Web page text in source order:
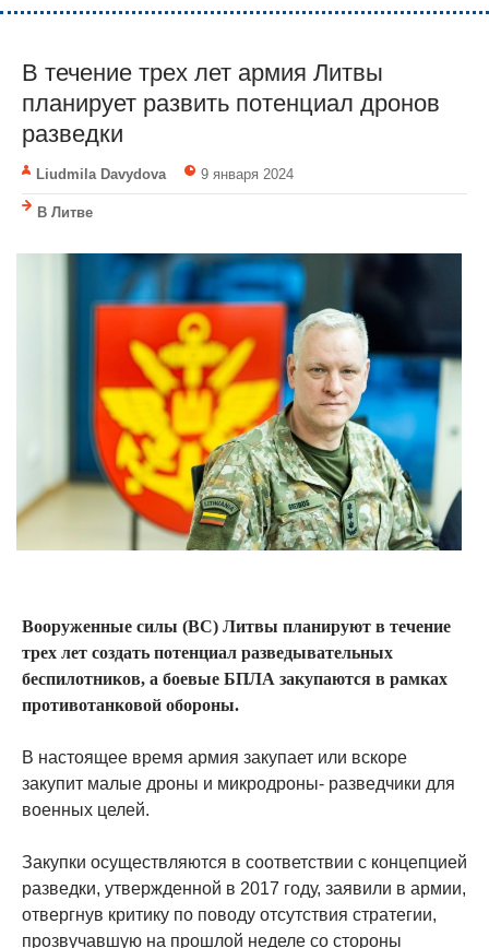
В течение трех лет армия Литвы
планирует развить потенциал дронов
разведки
Liudmila Davydova 9 января 2024
В Литве
Вооруженные силы (ВС) Литвы планируют в течение
трех лет создать потенциал разведывательных
беспилотников, а боевые БПЛА закупаются в рамках
противотанковой обороны.
В настоящее время армия закупает или вскоре
закупит малые дроны и микродроны- разведчики для
военных целей.
Закупки осуществляются в соответствии с концепцией
разведки, утвержденной в 2017 году, заявили в армии,
отвергнув критику по поводу отсутствия стратегии,
прозвучавшую на прошлой неделе со стороны